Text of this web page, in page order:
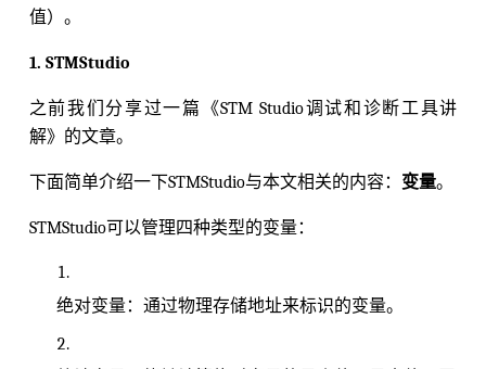
值）。
1. STMStudio
之前我们分享过一篇《STM Studio调试和诊断工具讲
解》的文章。
下面简单介绍一下STMStudio与本文相关的内容： 变量。
STMStudio可以管理四种类型的变量：
绝对变量：通过物理存储地址来标识的变量。